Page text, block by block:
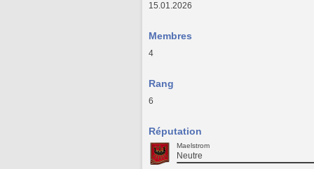
15.01.2026
Membres
4
Rang
6
Réputation
Maelstrom
Neutre